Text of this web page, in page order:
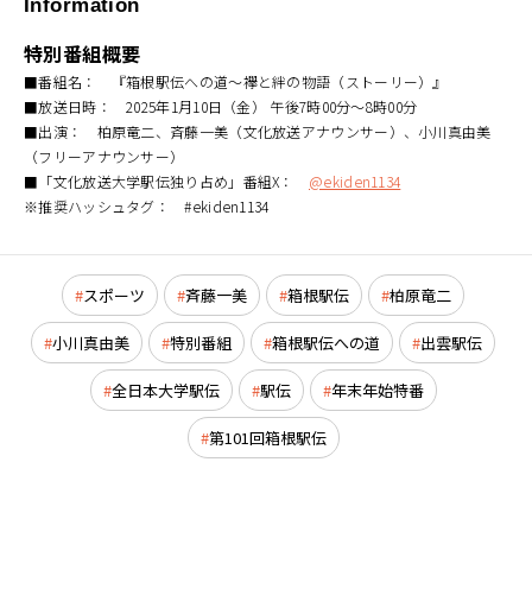
Information
特別番組概要
■番組名： 『箱根駅伝への道～襷と絆の物語（ストーリー）』
■放送日時： 2025年1月10日（金） 午後7時00分～8時00分
■出演： 柏原竜二、斉藤一美（文化放送アナウンサー）、小川真由美
（フリーアナウンサー）
■「文化放送大学駅伝独り占め」番組X： @ekiden1134
※推奨ハッシュタグ： #ekiden1134
スポーツ 斉藤一美 箱根駅伝 柏原竜二
小川真由美 特別番組 箱根駅伝への道 出雲駅伝
全日本大学駅伝 駅伝 年末年始特番
第101回箱根駅伝